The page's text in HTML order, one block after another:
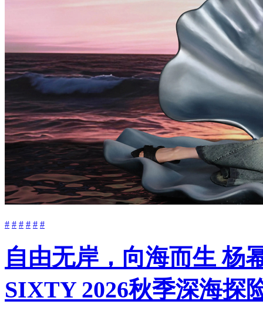
# # # # # #
自由无岸，向海而生 杨
SIXTY 2026秋季深海探